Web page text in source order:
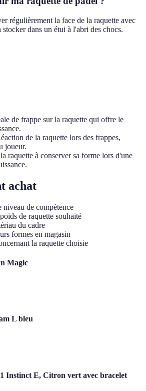
régulièrement la face de la raquette avec
dans un étui à l'abri des chocs.
de frappe sur la raquette qui offre le
de la raquette lors des frappes,
joueur.
raquette à conserver sa forme lors d'une
achat
de compétence
de raquette souhaité
du cadre
formes en magasin
la raquette choisie
Magic
L bleu
Instinct E, Citron vert avec bracelet